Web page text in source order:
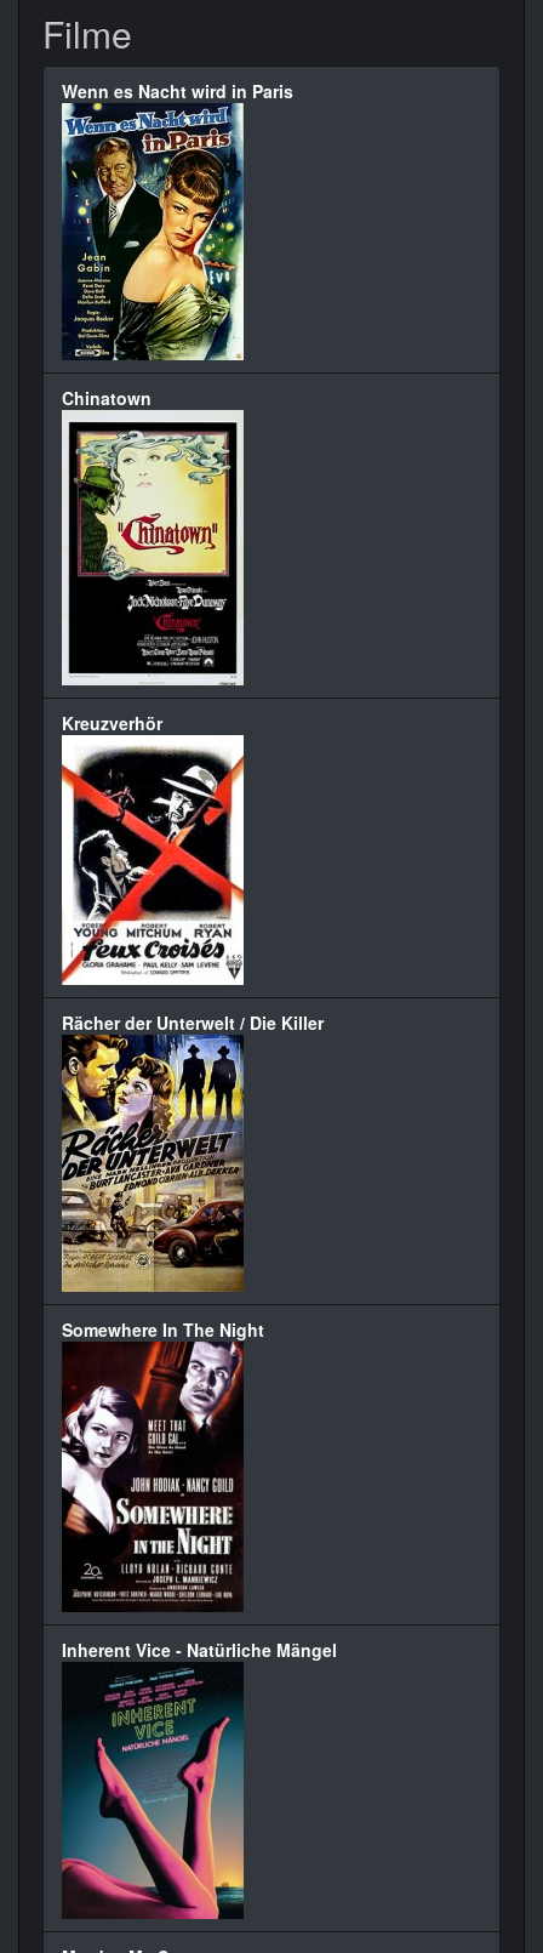
Filme
Wenn es Nacht wird in Paris
Chinatown
Kreuzverhör
Rächer der Unterwelt / Die Killer
Somewhere In The Night
Inherent Vice - Natürliche Mängel